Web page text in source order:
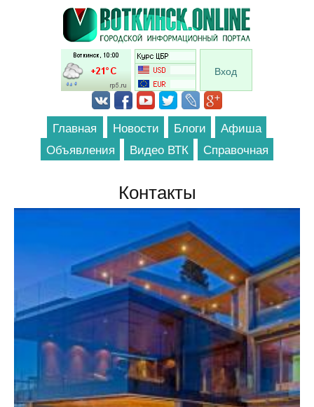
Перейти к основному содержанию
Вход
Главная Новости Блоги
Афиша
Объявления
Видео ВТК Справочная
Контакты